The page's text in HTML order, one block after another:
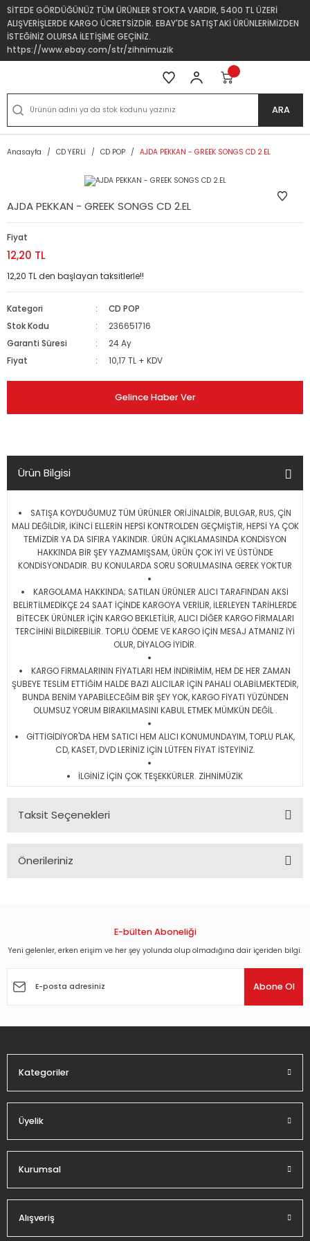
SİTEDE GÖRDÜĞÜNÜZ TÜM ÜRÜNLER STOKTA VARDIR, 5400 TL ÜZERİ
ALIŞVERİŞLERDE KARGO ÜCRETSİZDİR. EBAY'DE SATIŞTAKİ ÜRÜNLERİMİZDEN
İSTEĞİNİZ OLURSA İLETİŞİME GEÇİNİZ.
https://www.ebay.com/str/zihnimuzik
ARA
Anasayfa CD YERLİ CD POP AJDA PEKKAN - GREEK SONGS CD 2.EL
AJDA PEKKAN - GREEK SONGS CD 2.EL
Fiyat
12,20 TL
12,20 TL den başlayan taksitlerle!!
Kategori
CD POP
Stok Kodu
236651716
Garanti Süresi
24 Ay
Fiyat
10,17 TL + KDV
Gelince Haber Ver
Ürün Bilgisi
SATIŞA KOYDUĞUMUZ TÜM ÜRÜNLER ORİJİNALDİR, BULGAR, RUS, ÇİN
MALI DEĞİLDİR, İKİNCİ ELLERİN HEPSİ KONTROLDEN GEÇMİŞTİR, HEPSİ YA ÇOK
TEMİZDİR YA DA SIFIRA YAKINDIR. ÜRÜN AÇIKLAMASINDA KONDİSYON
HAKKINDA BİR ŞEY YAZMAMIŞSAM, ÜRÜN ÇOK İYİ VE ÜSTÜNDE
KONDİSYONDADIR. BU KONULARDA SORU SORULMASINA GEREK YOKTUR
KARGOLAMA HAKKINDA; SATILAN ÜRÜNLER ALICI TARAFINDAN AKSİ
BELİRTİLMEDİKÇE 24 SAAT İÇİNDE KARGOYA VERİLİR, İLERLEYEN TARİHLERDE
BİTECEK ÜRÜNLER İÇİN KARGO BEKLETİLİR, ALICI DİĞER KARGO FİRMALARI
TERCİHİNİ BİLDİREBİLİR. TOPLU ÖDEME VE KARGO İÇİN MESAJ ATMANIZ İYİ
OLUR, DİYALOG İYİDİR.
KARGO FİRMALARININ FİYATLARI HEM İNDİRİMİM, HEM DE HER ZAMAN
ŞUBEYE TESLİM ETTİĞİM HALDE BAZI ALICILAR İÇİN PAHALI OLABİLMEKTEDİR,
BUNDA BENİM YAPABİLECEĞİM BİR ŞEY YOK, KARGO FİYATI YÜZÜNDEN
OLUMSUZ YORUM BIRAKILMASINI KABUL ETMEK MÜMKÜN DEĞİL .
GİTTİGİDİYOR'DA HEM SATICI HEM ALICI KONUMUNDAYIM, TOPLU PLAK,
CD, KASET, DVD LERİNİZ İÇİN LÜTFEN FİYAT İSTEYİNİZ.
İLGİNİZ İÇİN ÇOK TEŞEKKÜRLER. ZİHNİMÜZİK
Taksit Seçenekleri
Önerileriniz
Görüş ve önerileriniz için teşekkür ederiz.
Ürün açıklamasında eksik bilgiler bulunuyor.
E-bülten Aboneliği
Yeni gelenler, erken erişim ve her şey yolunda olup olmadığına dair içeriden bilgi.
Abone Ol
Kategoriler
Üyelik
Kurumsal
Alışveriş